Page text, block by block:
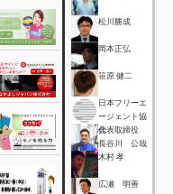
松川勝成
岡本正弘
笹原 健二
日本フリーエ
ージェント協
会
代表取締役
長谷川 公哉
木村 孝
広瀬 明善